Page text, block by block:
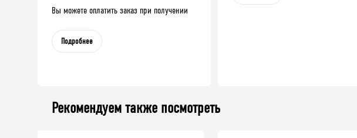
Вы можете оплатить заказ при получении
Подробнее
Рекомендуем также посмотреть